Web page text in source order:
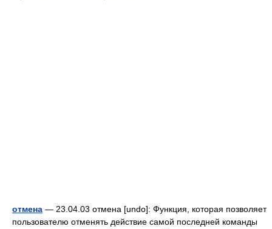
отмена — 23.04.03 отмена [undo]: Функция, которая позволяет
пользователю отменять действие самой последней команды